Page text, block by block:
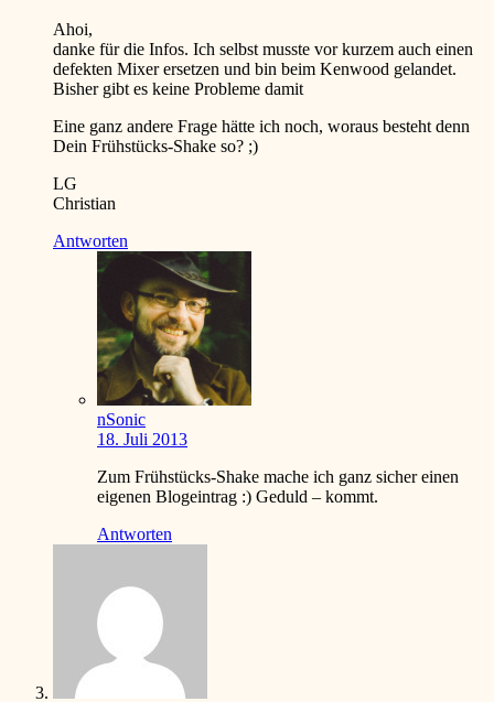
Ahoi,
danke für die Infos. Ich selbst musste vor kurzem auch einen
defekten Mixer ersetzen und bin beim Kenwood gelandet.
Bisher gibt es keine Probleme damit
Eine ganz andere Frage hätte ich noch, woraus besteht denn
Dein Frühstücks-Shake so? ;)
LG
Christian
Antworten
nSonic
18. Juli 2013
Zum Frühstücks-Shake mache ich ganz sicher einen
eigenen Blogeintrag :) Geduld – kommt.
Antworten